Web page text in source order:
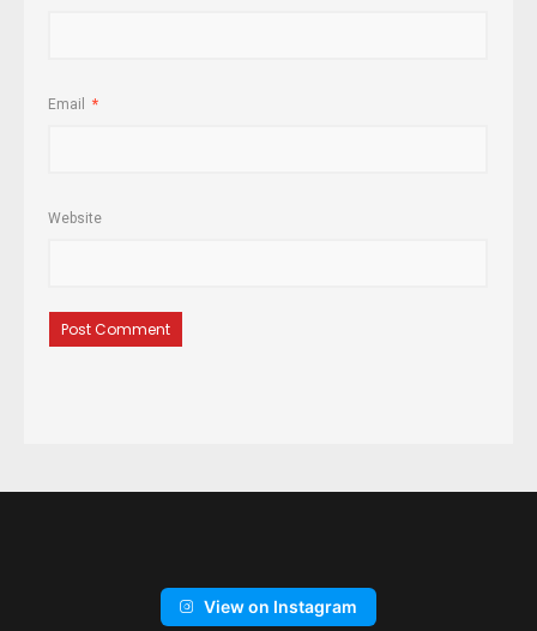
Email *
Website
View on Instagram